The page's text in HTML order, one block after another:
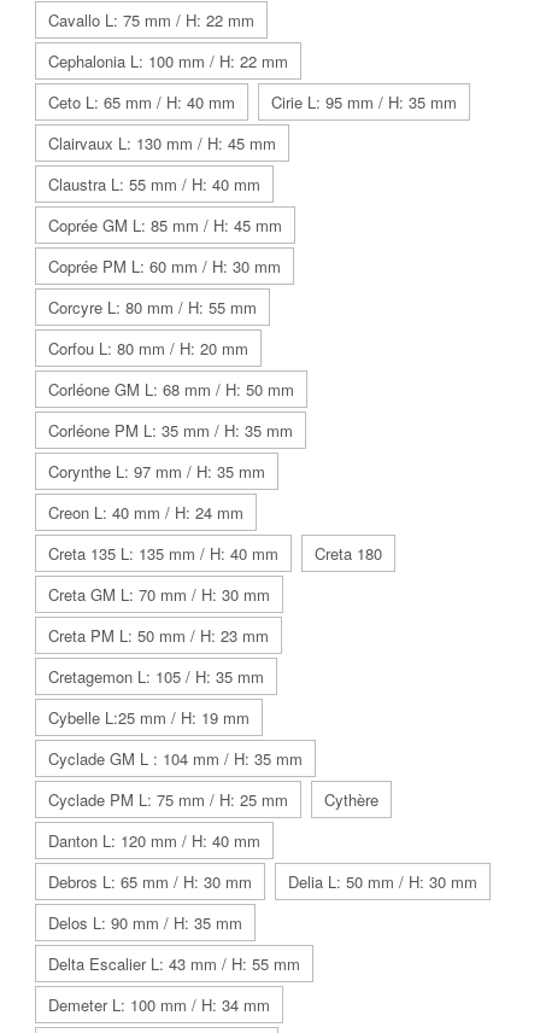
Cavallo L: 75 mm / H: 22 mm
Cephalonia L: 100 mm / H: 22 mm
Ceto L: 65 mm / H: 40 mm
Cirie L: 95 mm / H: 35 mm
Clairvaux L: 130 mm / H: 45 mm
Claustra L: 55 mm / H: 40 mm
Coprée GM L: 85 mm / H: 45 mm
Coprée PM L: 60 mm / H: 30 mm
Corcyre L: 80 mm / H: 55 mm
Corfou L: 80 mm / H: 20 mm
Corléone GM L: 68 mm / H: 50 mm
Corléone PM L: 35 mm / H: 35 mm
Corynthe L: 97 mm / H: 35 mm
Creon L: 40 mm / H: 24 mm
Creta 135 L: 135 mm / H: 40 mm
Creta 180
Creta GM L: 70 mm / H: 30 mm
Creta PM L: 50 mm / H: 23 mm
Cretagemon L: 105 / H: 35 mm
Cybelle L:25 mm / H: 19 mm
Cyclade GM L : 104 mm / H: 35 mm
Cyclade PM L: 75 mm / H: 25 mm
Cythère
Danton L: 120 mm / H: 40 mm
Debros L: 65 mm / H: 30 mm
Delia L: 50 mm / H: 30 mm
Delos L: 90 mm / H: 35 mm
Delta Escalier L: 43 mm / H: 55 mm
Demeter L: 100 mm / H: 34 mm